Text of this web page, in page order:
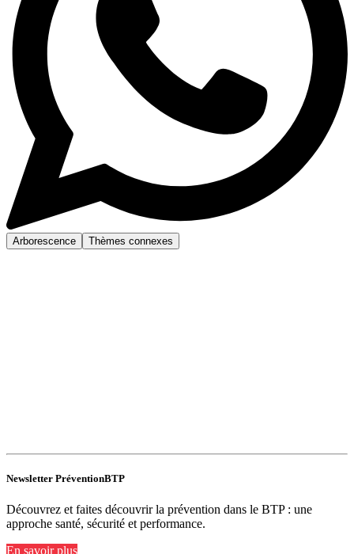
Arborescence Thèmes connexes
Newsletter PréventionBTP
Découvrez et faites découvrir la prévention dans le BTP : une
approche santé, sécurité et performance.
En savoir plus